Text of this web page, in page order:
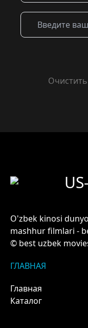
O'zbek kinosi
mashhur filmlari -
© best uzbek
ГЛАВНАЯ
Главная
Каталог